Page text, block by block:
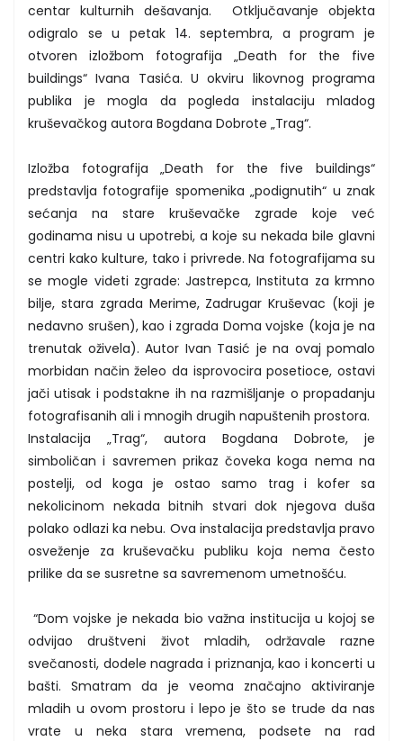
centar kulturnih dešavanja. Otključavanje objekta
odigralo se u petak 14. septembra, a program je
otvoren izložbom fotografija „Death for the five
buildings“ Ivana Tasića. U okviru likovnog programa
publika je mogla da pogleda instalaciju mladog
kruševačkog autora Bogdana Dobrote „Trag“.
Izložba fotografija „Death for the five buildings“
predstavlja fotografije spomenika „podignutih“ u znak
sećanja na stare kruševačke zgrade koje već
godinama nisu u upotrebi, a koje su nekada bile glavni
centri kako kulture, tako i privrede. Na fotografijama su
se mogle videti zgrade: Jastrepca, Instituta za krmno
bilje, stara zgrada Merime, Zadrugar Kruševac (koji je
nedavno srušen), kao i zgrada Doma vojske (koja je na
trenutak oživela). Autor Ivan Tasić je na ovaj pomalo
morbidan način želeo da isprovocira posetioce, ostavi
jači utisak i podstakne ih na razmišljanje o propadanju
fotografisanih ali i mnogih drugih napuštenih prostora.
Instalacija „Trag“, autora Bogdana Dobrote, je
simboličan i savremen prikaz čoveka koga nema na
postelji, od koga je ostao samo trag i kofer sa
nekolicinom nekada bitnih stvari dok njegova duša
polako odlazi ka nebu. Ova instalacija predstavlja pravo
osveženje za kruševačku publiku koja nema često
prilike da se susretne sa savremenom umetnošću.
“Dom vojske je nekada bio važna institucija u kojoj se
odvijao društveni život mladih, održavale razne
svečanosti, dodele nagrada i priznanja, kao i koncerti u
bašti. Smatram da je veoma značajno aktiviranje
mladih u ovom prostoru i lepo je što se trude da nas
vrate u neka stara vremena, podsete na rad